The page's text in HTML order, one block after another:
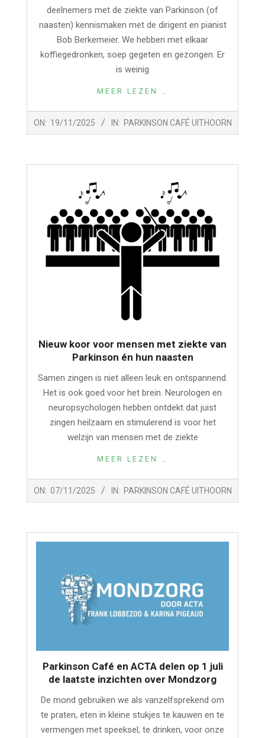
deelnemers met de ziekte van Parkinson (of
naasten) kennismaken met de dirigent en pianist
Bob Berkemeier. We hebben met elkaar
koffiegedronken, soep gegeten en gezongen. Er
is weinig
MEER LEZEN …
2025-
11-
ON: 19/11/2025 IN: PARKINSON CAFÉ UITHOORN
Nieuw koor voor mensen met ziekte van
Parkinson én hun naasten
Samen zingen is niet alleen leuk en ontspannend.
Het is ook goed voor het brein. Neurologen en
neuropsychologen hebben ontdekt dat juist
zingen heilzaam en stimulerend is voor het
welzijn van mensen met de ziekte
MEER LEZEN …
2025-
11-
ON: 07/11/2025 IN: PARKINSON CAFÉ UITHOORN
Parkinson Café en ACTA delen op 1 juli
de laatste inzichten over Mondzorg
De mond gebruiken we als vanzelfsprekend om
te praten, eten in kleine stukjes te kauwen en te
vermengen met speeksel, te drinken, voor onze